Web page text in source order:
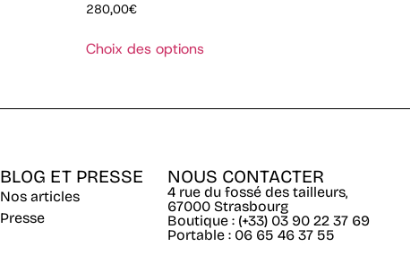
280,00€
Choix des options
BLOG ET PRESSE
Nos articles
Presse
NOUS CONTACTER
4 rue du fossé des tailleurs,
67000 Strasbourg
Boutique : (+33) 03 90 22 37 69
Portable : 06 65 46 37 55